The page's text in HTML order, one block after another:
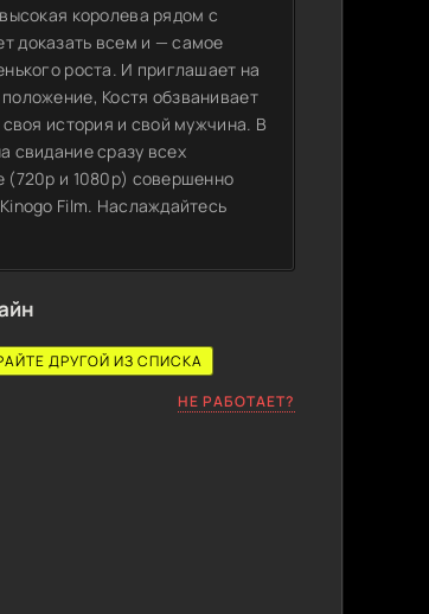
королева рядом с
доказать всем и — самое
роста. И приглашает на
Костя обзванивает
история и свой мужчина. В
свидание сразу всех
(720p и 1080p) совершенно
Film. Наслаждайтесь
ДРУГОЙ ИЗ СПИСКА
НЕ РАБОТАЕТ?